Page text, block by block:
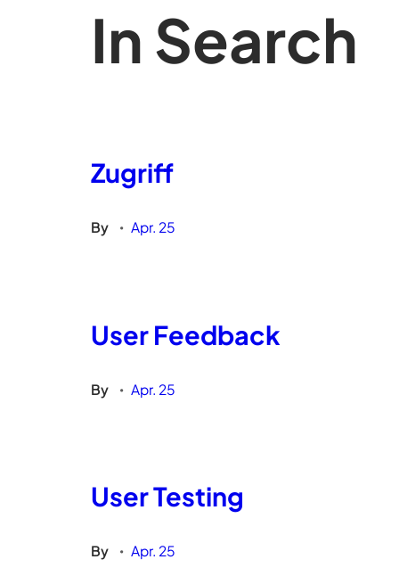
In Search
Zugriff
By • Apr. 25
User Feedback
By • Apr. 25
User Testing
By • Apr. 25